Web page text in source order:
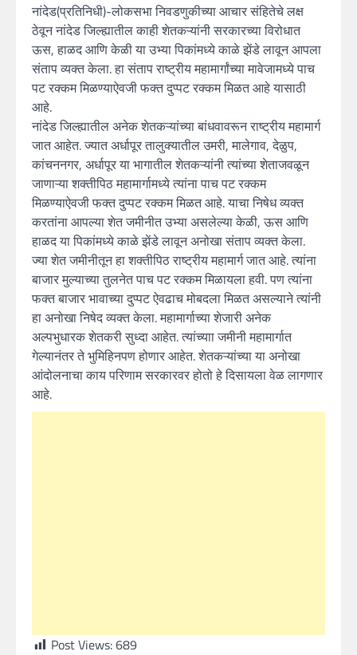
नांदेड(प्रतिनिधी)-लोकसभा निवडणुकीच्या आचार संहितेचे लक्ष
ठेवून नांदेड जिल्ह्यातील काही शेतकऱ्यांनी सरकारच्या विरोधात
ऊस, हाळद आणि केळी या उभ्या पिकांमध्ये काळे झेंडे लावून आपला
संताप व्यक्त केला. हा संताप राष्ट्रीय महामार्गांच्या मावेजामध्ये पाच
पट रक्कम मिळण्याऐवजी फक्त दुप्पट रक्कम मिळत आहे यासाठी
आहे.
नांदेड जिल्ह्यातील अनेक शेतकऱ्यांच्या बांधवावरून राष्ट्रीय महामार्ग
जात आहेत. ज्यात अर्धापूर तालुक्यातील उमरी, मालेगाव, देळुप,
कांचननगर, अर्धापूर या भागातील शेतकऱ्यांनी त्यांच्या शेताजवळून
जाणाऱ्या शक्तीपिठ महामार्गामध्ये त्यांना पाच पट रक्कम
मिळण्याऐवजी फक्त दुप्पट रक्कम मिळत आहे. याचा निषेध व्यक्त
करतांना आपल्या शेत जमीनीत उभ्या असलेल्या केळी, ऊस आणि
हाळद या पिकांमध्ये काळे झेंडे लावून अनोखा संताप व्यक्त केला.
ज्या शेत जमीनीतून हा शक्तीपिठ राष्ट्रीय महामार्ग जात आहे. त्यांना
बाजार मुल्याच्या तुलनेत पाच पट रक्कम मिळायला हवी. पण त्यांना
फक्त बाजार भावाच्या दुप्पट ऐवढाच मोबदला मिळत असल्याने त्यांनी
हा अनोखा निषेद व्यक्त केला. महामार्गाच्या शेजारी अनेक
अल्पभुधारक शेतकरी सुध्दा आहेत. त्यांच्याा जमीनी महामार्गात
गेल्यानंतर ते भुमिहिनपण होणार आहेत. शेतकऱ्यांच्या या अनोखा
आंदोलनाचा काय परिणाम सरकारवर होतो हे दिसायला वेळ लागणार
आहे.
Post Views:689